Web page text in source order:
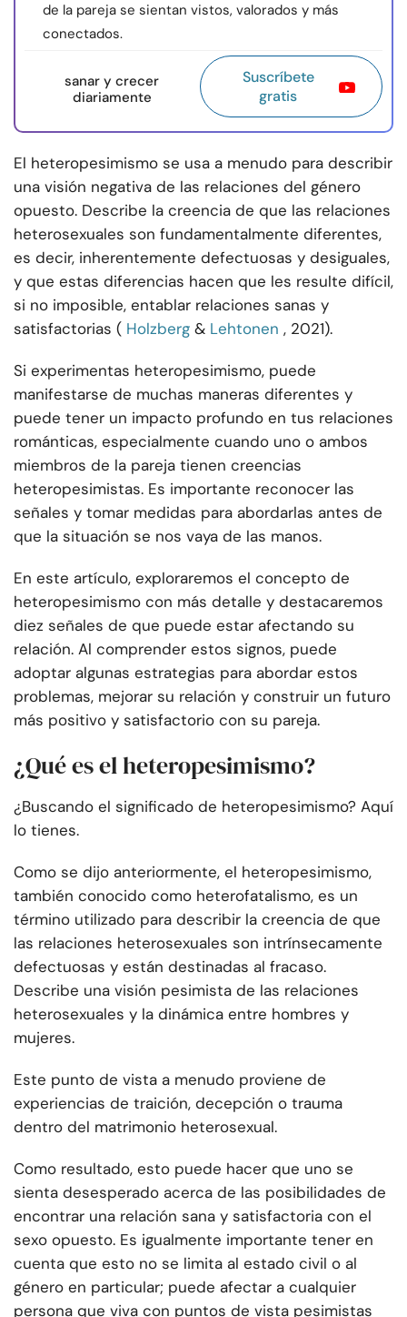
de la pareja se sientan vistos, valorados y más
conectados.
sanar y crecer
diariamente
Suscríbete
gratis
El heteropesimismo se usa a menudo para describir
una visión negativa de las relaciones del género
opuesto. Describe la creencia de que las relaciones
heterosexuales son fundamentalmente diferentes,
es decir, inherentemente defectuosas y desiguales,
y que estas diferencias hacen que les resulte difícil,
si no imposible, entablar relaciones sanas y
satisfactorias ( Holzberg & Lehtonen , 2021).
Si experimentas heteropesimismo, puede
manifestarse de muchas maneras diferentes y
puede tener un impacto profundo en tus relaciones
románticas, especialmente cuando uno o ambos
miembros de la pareja tienen creencias
heteropesimistas. Es importante reconocer las
señales y tomar medidas para abordarlas antes de
que la situación se nos vaya de las manos.
En este artículo, exploraremos el concepto de
heteropesimismo con más detalle y destacaremos
diez señales de que puede estar afectando su
relación. Al comprender estos signos, puede
adoptar algunas estrategias para abordar estos
problemas, mejorar su relación y construir un futuro
más positivo y satisfactorio con su pareja.
¿Qué es el heteropesimismo?
¿Buscando el significado de heteropesimismo? Aquí
lo tienes.
Como se dijo anteriormente, el heteropesimismo,
también conocido como heterofatalismo, es un
término utilizado para describir la creencia de que
las relaciones heterosexuales son intrínsecamente
defectuosas y están destinadas al fracaso.
Describe una visión pesimista de las relaciones
heterosexuales y la dinámica entre hombres y
mujeres.
Este punto de vista a menudo proviene de
experiencias de traición, decepción o trauma
dentro del matrimonio heterosexual.
Como resultado, esto puede hacer que uno se
sienta desesperado acerca de las posibilidades de
encontrar una relación sana y satisfactoria con el
sexo opuesto. Es igualmente importante tener en
cuenta que esto no se limita al estado civil o al
género en particular; puede afectar a cualquier
persona que viva con puntos de vista pesimistas